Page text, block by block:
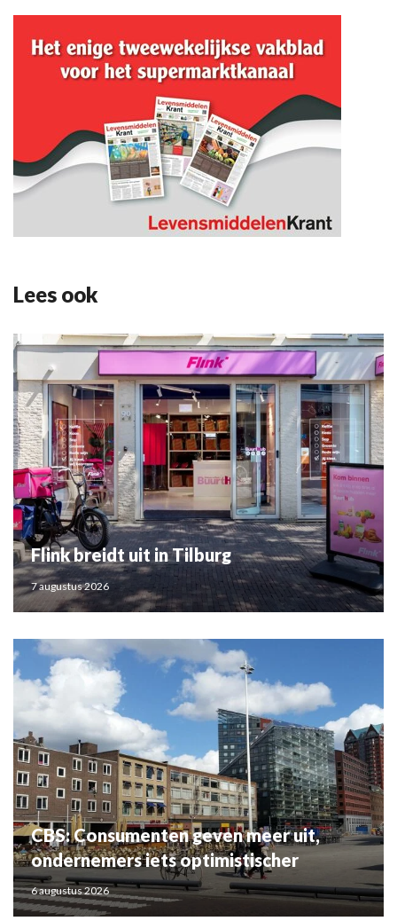
Lees ook
Flink breidt uit in Tilburg
7 augustus 2026
CBS: Consumenten geven meer uit,
ondernemers iets optimistischer
6 augustus 2026